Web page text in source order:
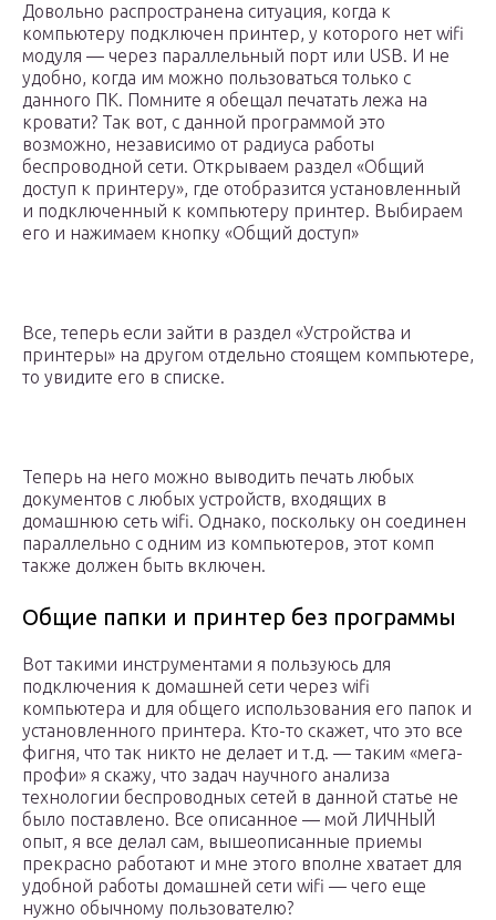
Довольно распространена ситуация, когда к
компьютеру подключен принтер, у которого нет wifi
модуля — через параллельный порт или USB. И не
удобно, когда им можно пользоваться только с
данного ПК. Помните я обещал печатать лежа на
кровати? Так вот, с данной программой это
возможно, независимо от радиуса работы
беспроводной сети. Открываем раздел «Общий
доступ к принтеру», где отобразится установленный
и подключенный к компьютеру принтер. Выбираем
его и нажимаем кнопку «Общий доступ»
Все, теперь если зайти в раздел «Устройства и
принтеры» на другом отдельно стоящем компьютере,
то увидите его в списке.
Теперь на него можно выводить печать любых
документов с любых устройств, входящих в
домашнюю сеть wifi. Однако, поскольку он соединен
параллельно с одним из компьютеров, этот комп
также должен быть включен.
Общие папки и принтер без программы
Вот такими инструментами я пользуюсь для
подключения к домашней сети через wifi
компьютера и для общего использования его папок и
установленного принтера. Кто-то скажет, что это все
фигня, что так никто не делает и т.д. — таким «мега-
профи» я скажу, что задач научного анализа
технологии беспроводных сетей в данной статье не
было поставлено. Все описанное — мой ЛИЧНЫЙ
опыт, я все делал сам, вышеописанные приемы
прекрасно работают и мне этого вполне хватает для
удобной работы домашней сети wifi — чего еще
нужно обычному пользователю?